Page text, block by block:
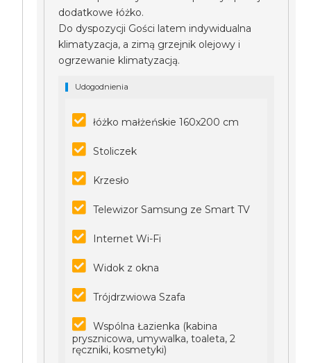
dodatkowe łóżko.
Do dyspozycji Gości latem indywidualna
klimatyzacja, a zimą grzejnik olejowy i
ogrzewanie klimatyzacją.
Udogodnienia
łóżko małżeńskie 160x200 cm
Stoliczek
Krzesło
Telewizor Samsung ze Smart TV
Internet Wi-Fi
Widok z okna
Trójdrzwiowa Szafa
Wspólna Łazienka (kabina
prysznicowa, umywalka, toaleta, 2
ręczniki, kosmetyki)